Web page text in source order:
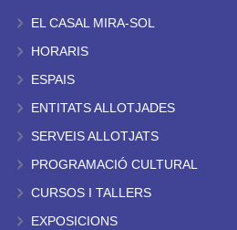
EL CASAL MIRA-SOL
HORARIS
ESPAIS
ENTITATS ALLOTJADES
SERVEIS ALLOTJATS
PROGRAMACIÓ CULTURAL
CURSOS I TALLERS
EXPOSICIONS